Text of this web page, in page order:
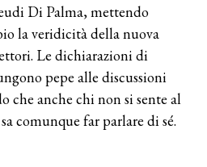
Di Palma, mettendo
la veridicità della nuova
Le dichiarazioni di
pepe alle discussioni
che anche chi non si sente al
comunque far parlare di sé.
innovativa ed
di prodotti
beauty